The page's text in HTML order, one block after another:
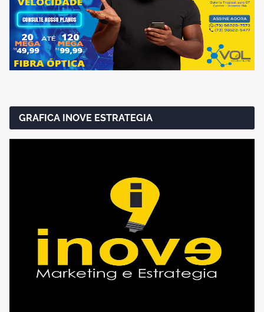
GRAFICA INOVE ESTRATEGIA